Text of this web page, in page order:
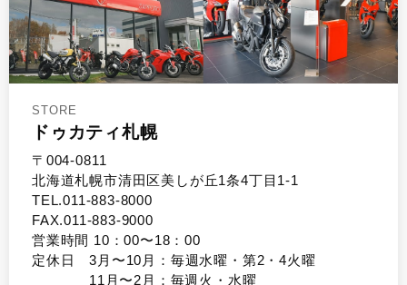
STORE
ドゥカティ札幌
〒004-0811
北海道札幌市清田区美しが丘1条4丁目1-1
TEL.011-883-8000
FAX.011-883-9000
営業時間 10：00〜18：00
定休日 3月〜10月：毎週水曜・第2・4火曜
11月〜2月：毎週火・水曜